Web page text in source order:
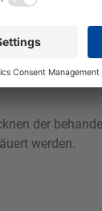
und
der
werden.